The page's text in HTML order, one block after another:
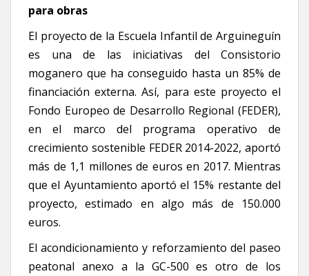
para obras
El proyecto de la Escuela Infantil de Arguineguín
es una de las iniciativas del Consistorio
moganero que ha conseguido hasta un 85% de
financiación externa. Así, para este proyecto el
Fondo Europeo de Desarrollo Regional (FEDER),
en el marco del programa operativo de
crecimiento sostenible FEDER 2014-2022, aportó
más de 1,1 millones de euros en 2017. Mientras
que el Ayuntamiento aportó el 15% restante del
proyecto, estimado en algo más de 150.000
euros.
El acondicionamiento y reforzamiento del paseo
peatonal anexo a la GC-500 es otro de los